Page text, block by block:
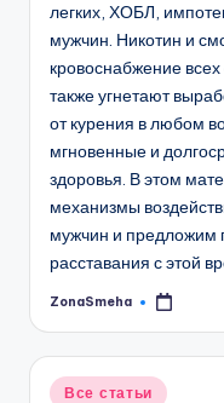
легких, ХОБЛ,
мужчин. Никотин и
кровоснабжение
также угнетают
от курения в любом
мгновенные и
здоровья. В этом
механизмы
мужчин и предложим
расставания с этой
Запись
ZonaSmeha
Опубликовано
Все статьи